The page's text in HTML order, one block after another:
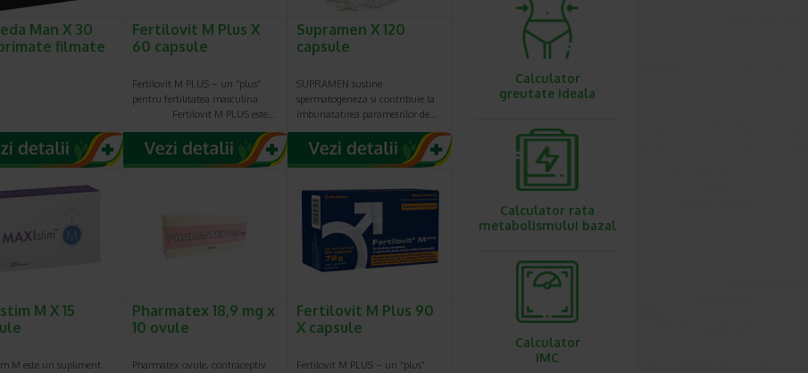
Man X 30
filmate
Fertilovit M Plus X
60 capsule
Fertilovit M PLUS – un “plus”
pentru fertilitatea masculina
Fertilovit M PLUS este…
Supramen X 120
capsule
SUPRAMEN sustine
spermatogeneza si contribuie la
imbunatatirea parametrilor de…
M X 15
M este un supliment
Pharmatex 18,9 mg x
10 ovule
Pharmatex ovule, contraceptiv
Fertilovit M Plus 90
X capsule
Fertilovit M PLUS – un “plus”
Calculator
greutate ideala
Calculator rata
metabolismului bazal
Calculator
IMC